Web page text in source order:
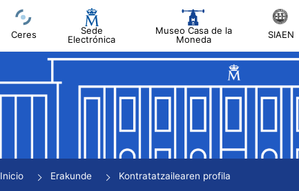
Ceres
Sede
Electrónica
Museo Casa de la
Moneda
SIAEN
Erakutsi/Ezkutatu
Erakutsi/Ezkutatu
Inicio Erakunde Kontratatzailearen profila